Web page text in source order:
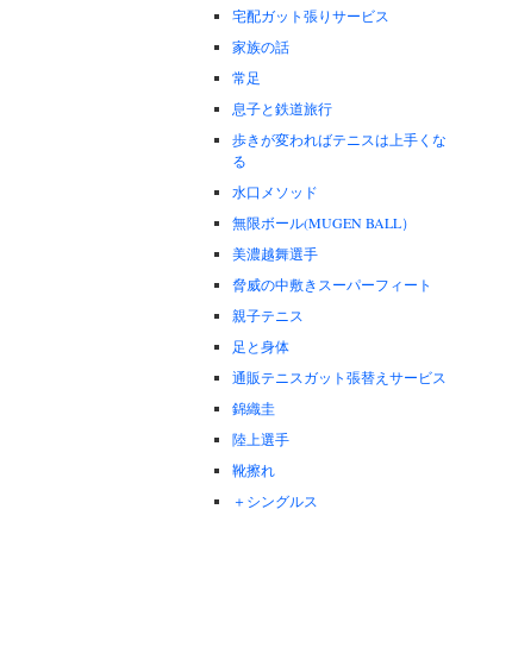
宅配ガット張りサービス
家族の話
常足
息子と鉄道旅行
歩きが変わればテニスは上手くな
る
水口メソッド
無限ボール(MUGEN BALL）
美濃越舞選手
脅威の中敷きスーパーフィート
親子テニス
足と身体
通販テニスガット張替えサービス
錦織圭
陸上選手
靴擦れ
＋シングルス